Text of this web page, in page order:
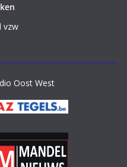
vzw
Oost West